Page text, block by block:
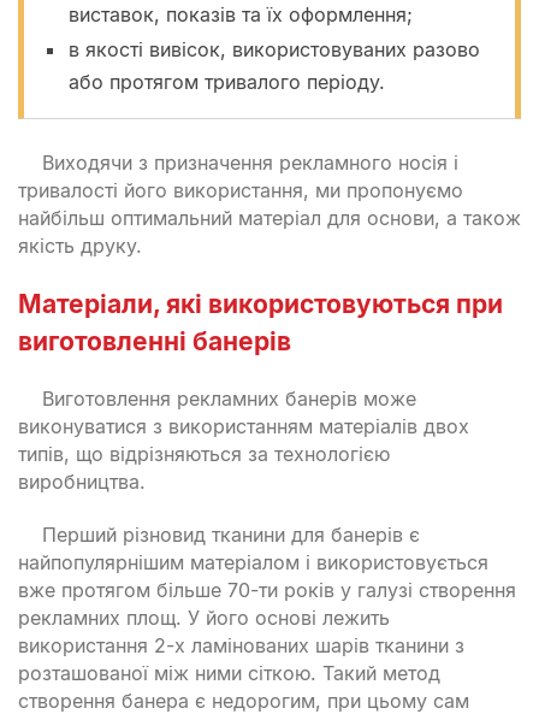
виставок, показів та їх оформлення;
в якості вивісок, використовуваних разово
або протягом тривалого періоду.
Виходячи з призначення рекламного носія і
тривалості його використання, ми пропонуємо
найбільш оптимальний матеріал для основи, а також
якість друку.
Матеріали, які використовуються при
виготовленні банерів
Виготовлення рекламних банерів може
виконуватися з використанням матеріалів двох
типів, що відрізняються за технологією
виробництва.
Перший різновид тканини для банерів є
найпопулярнішим матеріалом і використовується
вже протягом більше 70-ти років у галузі створення
рекламних площ. У його основі лежить
використання 2-х ламінованих шарів тканини з
розташованої між ними сіткою. Такий метод
створення банера є недорогим, при цьому сам